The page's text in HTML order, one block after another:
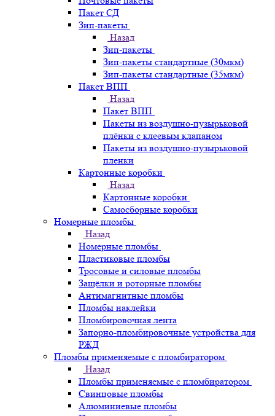
Пакет СД
Зип-пакеты
Назад
Зип-пакеты
Зип-пакеты стандартные (30мкм)
Зип-пакеты стандартные (35мкм)
Пакет ВПП
Назад
Пакет ВПП
Пакеты из воздушно-пузырьковой
плёнки с клеевым клапаном
Пакеты из воздушно-пузырьковой
пленки
Картонные коробки
Назад
Картонные коробки
Самосборные коробки
Номерные пломбы
Назад
Номерные пломбы
Пластиковые пломбы
Тросовые и силовые пломбы
Защёлки и роторные пломбы
Антимагнитные пломбы
Пломбы наклейки
Пломбировочная лента
Запорно-пломбировочные устройства для
РЖД
Пломбы применяемые с пломбиратором
Назад
Пломбы применяемые с пломбиратором
Свинцовые пломбы
Алюминиевые пломбы